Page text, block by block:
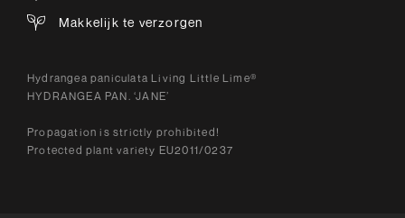
Makkelijk te verzorgen
Hydrangea paniculata Living Little Lime®
HYDRANGEA PAN. ‘JANE’
Propagation is strictly prohibited!
Protected plant variety EU2011/0237